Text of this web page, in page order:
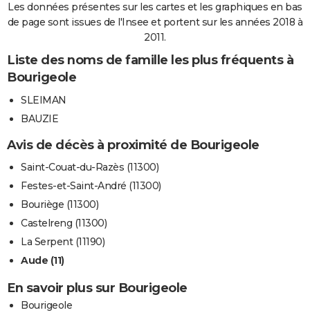
Les données présentes sur les cartes et les graphiques en bas
de page sont issues de l'Insee et portent sur les années 2018 à
2011.
Liste des noms de famille les plus fréquents à
Bourigeole
SLEIMAN
BAUZIE
Avis de décès à proximité de Bourigeole
Saint-Couat-du-Razès (11300)
Festes-et-Saint-André (11300)
Bouriège (11300)
Castelreng (11300)
La Serpent (11190)
Aude (11)
En savoir plus sur Bourigeole
Bourigeole